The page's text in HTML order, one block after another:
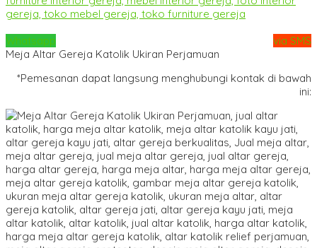
Whatsapp
via SMS
Meja Altar Gereja Katolik Ukiran Perjamuan
*Pemesanan dapat langsung menghubungi kontak di bawah
ini: